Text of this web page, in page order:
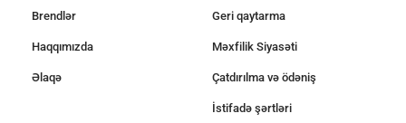
Brendlər
Haqqımızda
Əlaqə
Geri qaytarma
Məxfilik Siyasəti
Çatdırılma və ödəniş
İstifadə şərtləri